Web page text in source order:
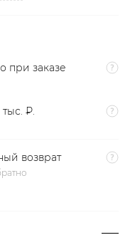
при заказе
₽.
возврат